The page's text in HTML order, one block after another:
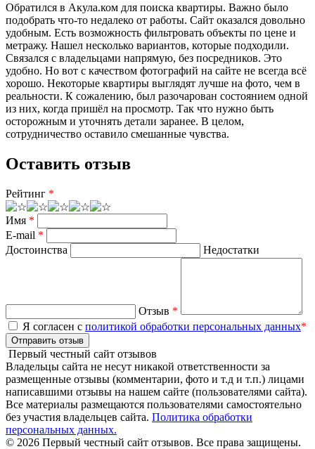
Обратился в Акула.ком для поиска квартиры. Важно было
подобрать что-то недалеко от работы. Сайт оказался довольно
удобным. Есть возможность фильтровать объекты по цене и
метражу. Нашел несколько вариантов, которые подходили.
Связался с владельцами напрямую, без посредников. Это
удобно. Но вот с качеством фотографий на сайте не всегда всё
хорошо. Некоторые квартиры выглядят лучше на фото, чем в
реальности. К сожалению, был разочарован состоянием одной
из них, когда пришёл на просмотр. Так что нужно быть
осторожным и уточнять детали заранее. В целом,
сотрудничество оставило смешанные чувства.
Оставить отзыв
Рейтинг *
Имя *
E-mail *
Достоинства
Недостатки
Отзыв *
Я согласен с политикой обработки персональных данных*
Отправить отзыв
Первый честный сайт отзывов
Владельцы сайта не несут никакой ответственности за
размещенные отзывы (комментарии, фото и т.д и т.п.) лицами
написавшими отзывы на нашем сайте (пользователями сайта).
Все материалы размещаются пользователями самостоятельно
без участия владельцев сайта. Политика обработки
персональных данных.
© 2026 Первый честный сайт отзывов. Все права защищены.